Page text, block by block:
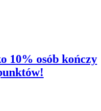
10% osób kończy